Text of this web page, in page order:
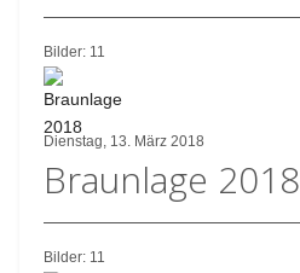
Bilder: 11
Dienstag, 13. März 2018
Braunlage 2018
Bilder: 11